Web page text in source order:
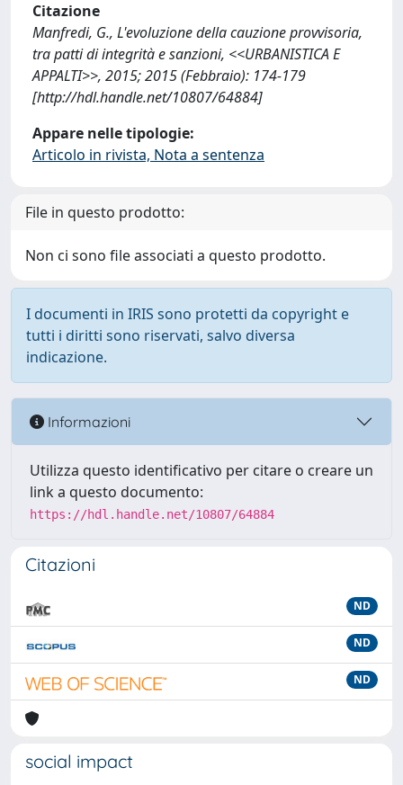
Citazione
Manfredi, G., L'evoluzione della cauzione provvisoria,
tra patti di integrità e sanzioni, <<URBANISTICA E
APPALTI>>, 2015; 2015 (Febbraio): 174-179
[http://hdl.handle.net/10807/64884]
Appare nelle tipologie:
Articolo in rivista, Nota a sentenza
File in questo prodotto:
Non ci sono file associati a questo prodotto.
I documenti in IRIS sono protetti da copyright e
tutti i diritti sono riservati, salvo diversa
indicazione.
Informazioni
Utilizza questo identificativo per citare o creare un
link a questo documento:
https://hdl.handle.net/10807/64884
Citazioni
ND
ND
ND
social impact